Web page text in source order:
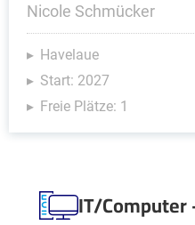
Nicole Schmücker
Havelaue
Start: 2027
Freie Plätze: 1
IT/Computer